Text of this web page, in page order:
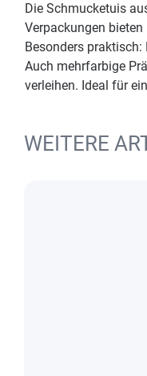
Die Schmucketuis
Verpackungen
Besonders
Auch mehrfarbige
verleihen. Ideal für
WEITERE